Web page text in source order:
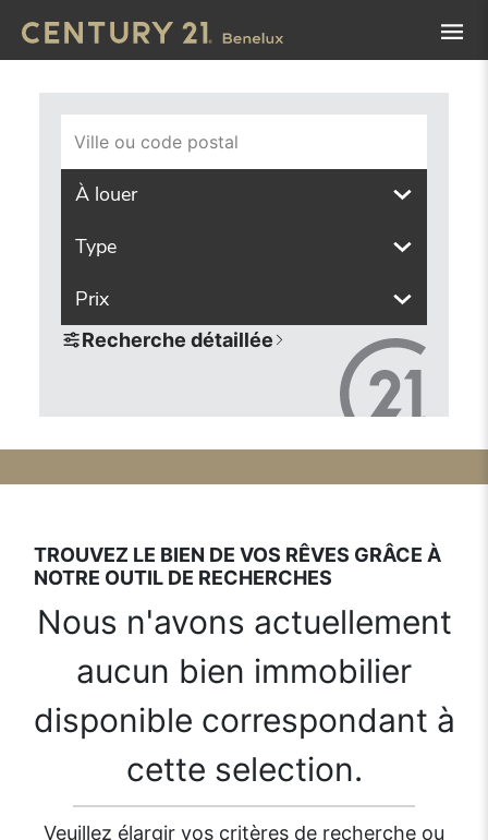
Ville ou code postal
À louer
Type
Prix
Recherche détaillée
TROUVEZ LE BIEN DE VOS RÊVES GRÂCE À
NOTRE OUTIL DE RECHERCHES
Nous n'avons actuellement
aucun bien immobilier
disponible correspondant à
cette selection.
Veuillez élargir vos critères de recherche ou